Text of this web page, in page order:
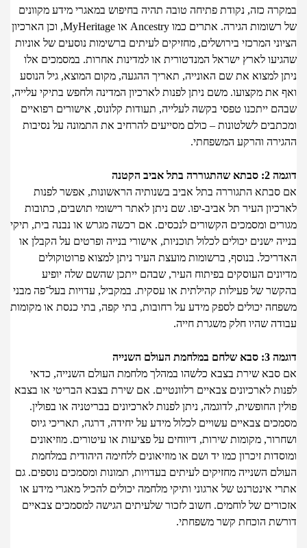
כזה, נקודת פתיחה טובה תהיה בחיפוש במאגרי מידע מקוונים
של רשומות הגירה. אתרים כמו Ancestry או MyHeritage, וכן הארכיון
המרכזי בירושלים, מחזיקים לעיתים ברשימות נוסעים של אוניות
לארץ ישראל המנדטורית או למדינות אחרות. במסמכים אלו
למצוא את שם האונייה, תאריך ההגעה, מקום המוצא, גיל הנוסע
את מקצועו. משם ניתן לפנות לארכיון המדינה ולחפש בתיקי עלייה,
ייתכנו טפסי בקשה לעלייה, תעודות קלונוס, אישורים רפואיים
לשלטונות – כולם מסייעים להרחיב את התמונה על נסיבות
והרקע המשפחתי.
בתל אביב הקטנה
התגוררה בתל אביב בשנותיה הראשונות, אפשר לפנות
העיר תל אביב-יפו. שם ניתן לאתר רישומי תושבים, כתובות
ומסמכים הקשורים לנכסים. אם רכשה מגרש או נבנה בית, תיקי
ישנים יכולים לכלול תוכניות, אישורי בנייה ופרטים על הקבלן או
בנוסף, ברשומות מועצת העיר ניתן למצוא פרוטוקולים
העוסקים בפיתוח העיר, שבהם ייתכן שהשם שלה יופיע
של פעילות קהילתית או עסקית. במקביל, עדויות בעל־פה מבני
יכולים לספק מידע על רחובות, בתי קפה, בתי כנסת או מקומות
שהיו חלק משגרת חייה.
העולם השנייה
שירת בצבא כלשהו במהלך מלחמת העולם השנייה, כדאי
לארכיונים צבאיים רלוונטיים. אם שירת בצבא הבריטי או בצבא
החופשית, לדוגמה, ניתן לפנות לארכיונים בבריטניה או בפולין.
צבאיים עשויים לכלול מידע על יחידה, דרגה, תאריכי גיוס
מקומות שירות, דיווחים על פציעות או עיטורים. מוזיאונים
זיכרון כמו יד ושם או מוזיאונים ללחימה היהודית במלחמת
השנייה מחזיקים לעיתים בעדויות, תמונות ומסמכים נוספים. גם
אינטרנט של ארגוני ותיקי מלחמה יכולים להכיל מאגרי מידע או
של לוחמים. חשוב לזכור שלעיתים הגישה למסמכים צבאיים
הוכחת קשר משפחתי.